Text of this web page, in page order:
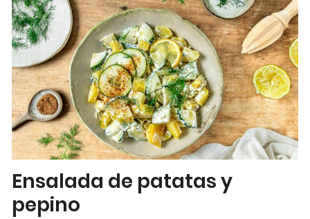
Ensalada de patatas y
pepino